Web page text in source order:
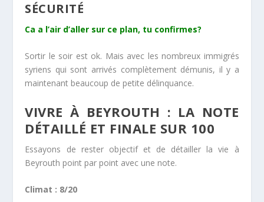
SÉCURITÉ
Ca a l’air d’aller sur ce plan, tu confirmes?
Sortir le soir est ok. Mais avec les nombreux immigrés
syriens qui sont arrivés complètement démunis, il y a
maintenant beaucoup de petite délinquance.
VIVRE À BEYROUTH : LA NOTE
DÉTAILLÉ ET FINALE SUR 100
Essayons de rester objectif et de détailler la vie à
Beyrouth point par point avec une note.
Climat : 8/20